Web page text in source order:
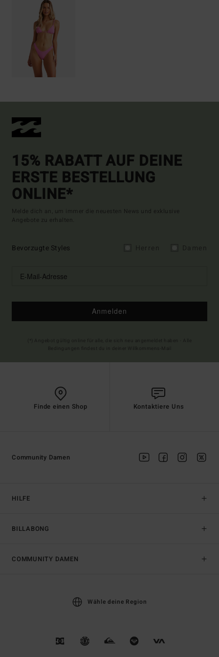
15% RABATT AUF DEINE
ERSTE BESTELLUNG
ONLINE*
Melde dich an, um immer die neuesten News und exklusive
Angebote zu erhalten.
Bevorzugte Styles
Anmelden
Finde einen Shop Kontaktiere Uns
HILFE
BILLABONG
Community Damen
COMMUNITY DAMEN
Wähle deine Region